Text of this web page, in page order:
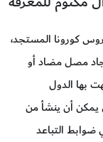
كورونا المستجد،
مصل مضاد أو
بها الدول
يمكن أن ينشأ من
ضوابط التباعد